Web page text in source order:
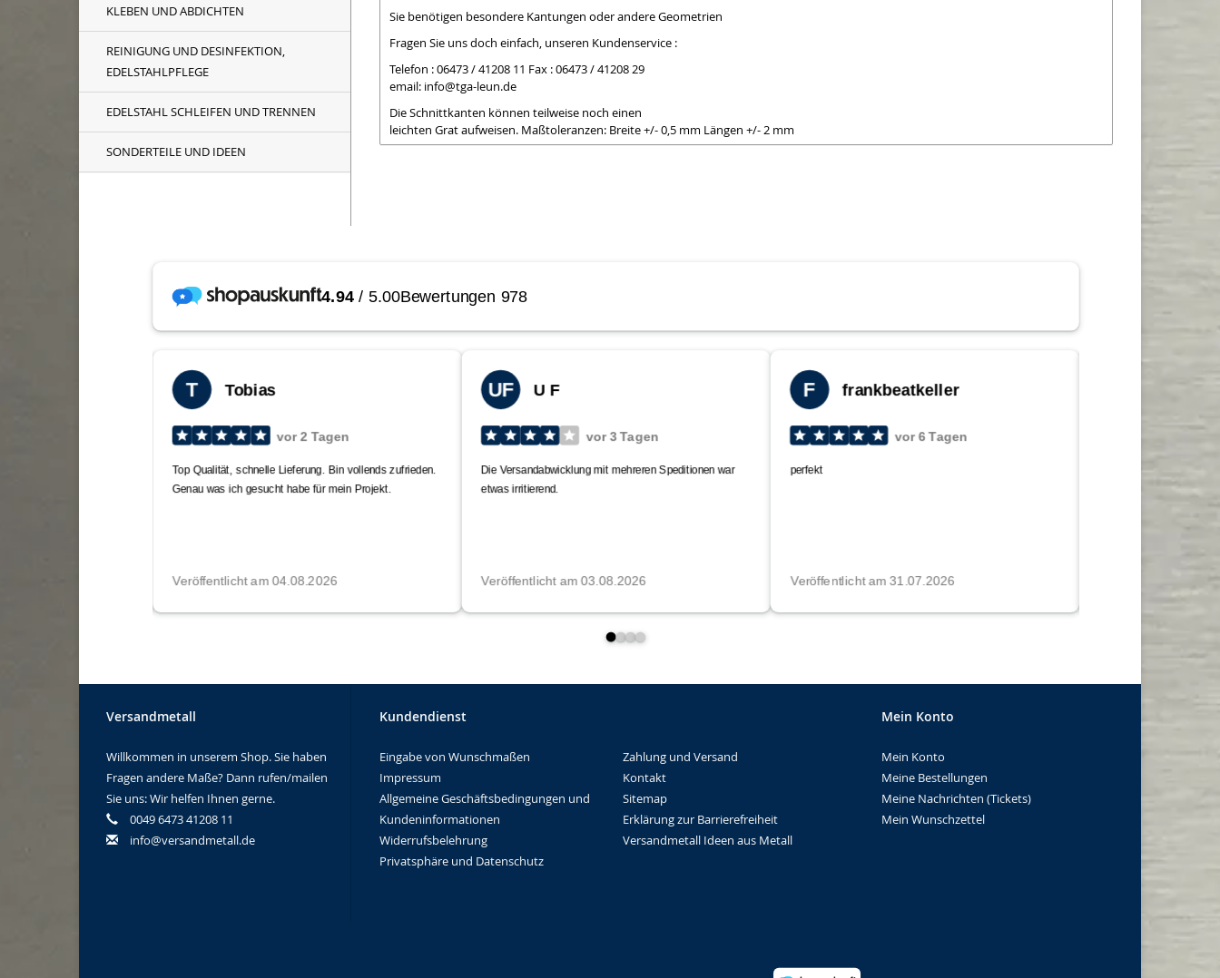
KLEBEN UND ABDICHTEN
REINIGUNG UND DESINFEKTION,
EDELSTAHLPFLEGE
EDELSTAHL SCHLEIFEN UND TRENNEN
SONDERTEILE UND IDEEN
Sie benötigen besondere Kantungen oder andere Geometrien
Fragen Sie uns doch einfach, unseren Kundenservice :
Telefon : 06473 / 41208 11 Fax : 06473 / 41208 29
email: info@tga-leun.de
Die Schnittkanten können teilweise noch einen
leichten Grat aufweisen. Maßtoleranzen: Breite +/- 0,5 mm Längen +/- 2 mm
Versandmetall
Willkommen in unserem Shop. Sie haben
Fragen andere Maße? Dann rufen/mailen
Sie uns: Wir helfen Ihnen gerne.
0049 6473 41208 11
info@versandmetall.de
Kundendienst
Eingabe von Wunschmaßen
Impressum
Allgemeine Geschäftsbedingungen und
Kundeninformationen
Widerrufsbelehrung
Privatsphäre und Datenschutz
Zahlung und Versand
Kontakt
Sitemap
Erklärung zur Barrierefreiheit
Versandmetall Ideen aus Metall
Mein Konto
Mein Konto
Meine Bestellungen
Meine Nachrichten (Tickets)
Mein Wunschzettel